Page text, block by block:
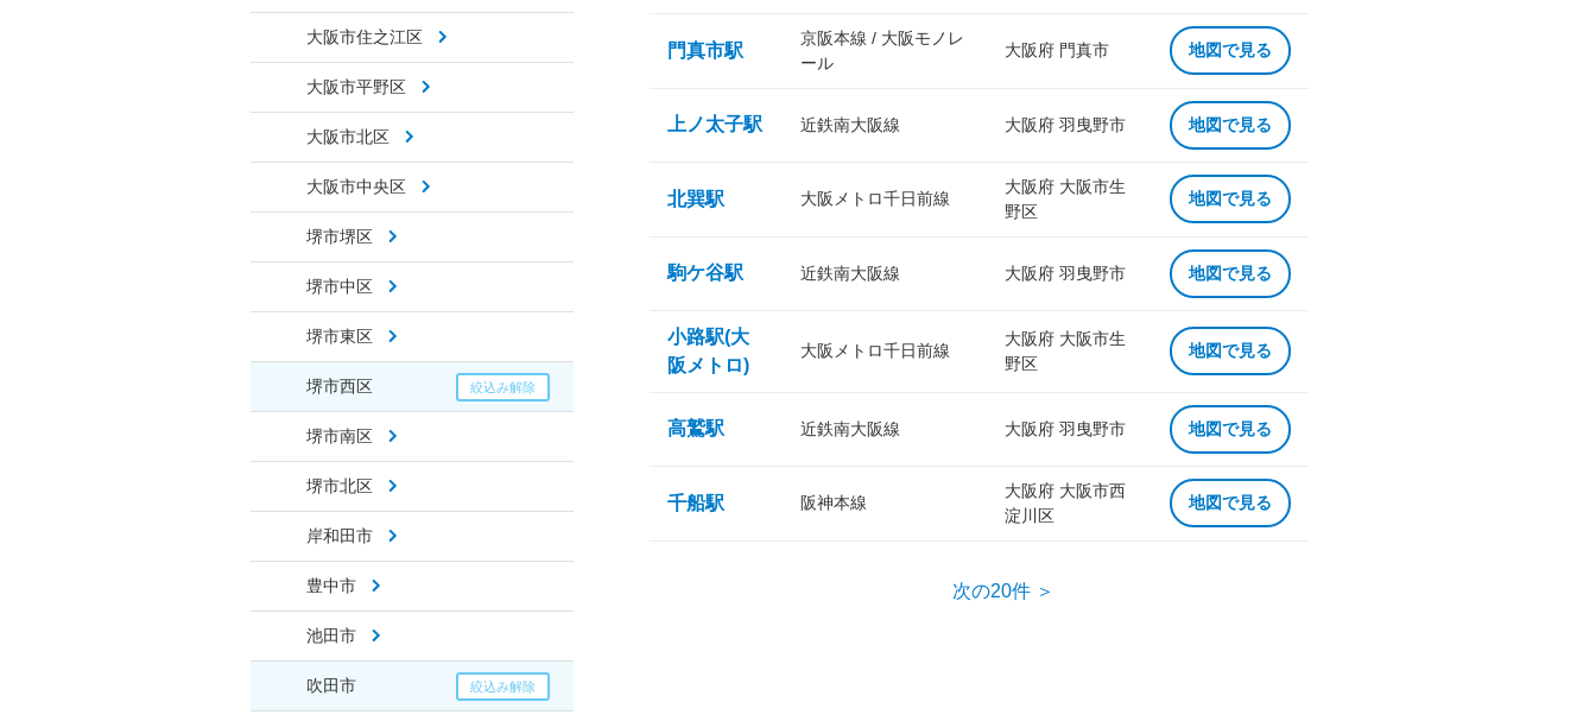
大阪市住之江区
大阪市平野区
大阪市北区
大阪市中央区
堺市堺区
堺市中区
堺市東区
堺市西区
堺市南区
堺市北区
岸和田市
豊中市
池田市
吹田市
門真市駅
京阪本線 / 大阪モノレ
ール
大阪府 門真市 地図で見る
上ノ太子駅 近鉄南大阪線 大阪府 羽曳野市 地図で見る
北巽駅 大阪メトロ千日前線
大阪府 大阪市生
野区
地図で見る
駒ケ谷駅 近鉄南大阪線 大阪府 羽曳野市 地図で見る
小路駅(大
阪メトロ)
大阪メトロ千日前線
大阪府 大阪市生
野区
地図で見る
高鷲駅 近鉄南大阪線 大阪府 羽曳野市 地図で見る
千船駅 阪神本線
大阪府 大阪市西
淀川区
地図で見る
次の20件 ＞